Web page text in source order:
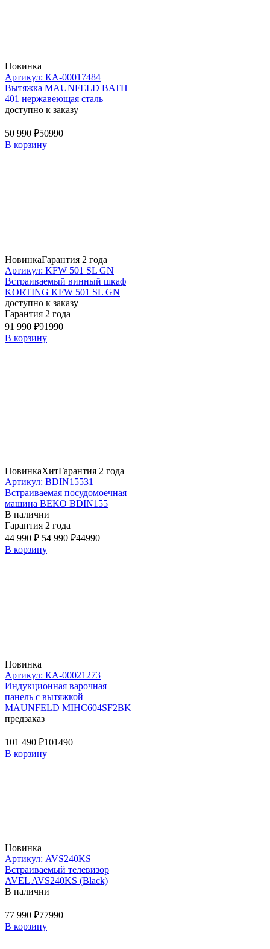
Новинка
Артикул: КА-00017484
Вытяжка MAUNFELD BATH
401 нержавеющая сталь
доступно к заказу
50 990 ₽50990
В корзину
НовинкаГарантия 2 года
Артикул: KFW 501 SL GN
Встраиваемый винный шкаф
KORTING KFW 501 SL GN
доступно к заказу
Гарантия 2 года
91 990 ₽91990
В корзину
НовинкаХитГарантия 2 года
Артикул: BDIN15531
Встраиваемая посудомоечная
машина BEKO BDIN155
В наличии
Гарантия 2 года
44 990 ₽ 54 990 ₽44990
В корзину
Новинка
Артикул: КА-00021273
Индукционная варочная
панель с вытяжкой
MAUNFELD MIHC604SF2BK
предзаказ
101 490 ₽101490
В корзину
Новинка
Артикул: AVS240KS
Встраиваемый телевизор
AVEL AVS240KS (Black)
В наличии
77 990 ₽77990
В корзину